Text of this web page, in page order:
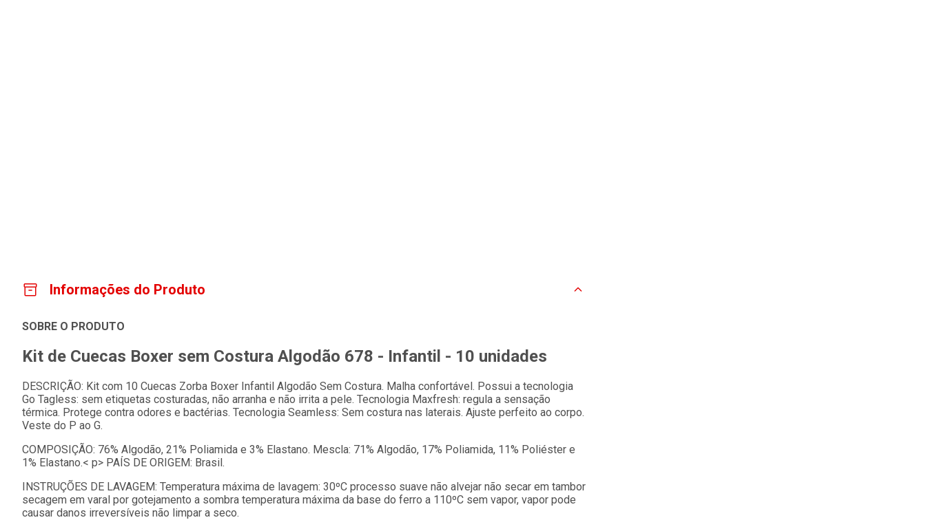
Informações do Produto
SOBRE O PRODUTO
Kit de Cuecas Boxer sem Costura Algodão 678 - Infantil - 10 unidades
DESCRIÇÃO: Kit com 10 Cuecas Zorba Boxer Infantil Algodão Sem Costura. Malha confortável. Possui a tecnologia
Go Tagless: sem etiquetas costuradas, não arranha e não irrita a pele. Tecnologia Maxfresh: regula a sensação
térmica. Protege contra odores e bactérias. Tecnologia Seamless: Sem costura nas laterais. Ajuste perfeito ao corpo.
Veste do P ao G.
COMPOSIÇÃO: 76% Algodão, 21% Poliamida e 3% Elastano. Mescla: 71% Algodão, 17% Poliamida, 11% Poliéster e
1% Elastano.< p> PAÍS DE ORIGEM: Brasil.
INSTRUÇÕES DE LAVAGEM: Temperatura máxima de lavagem: 30ºC processo suave não alvejar não secar em tambor
secagem em varal por gotejamento a sombra temperatura máxima da base do ferro a 110ºC sem vapor, vapor pode
causar danos irreversíveis não limpar a seco.